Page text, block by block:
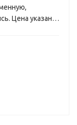
Цена указана